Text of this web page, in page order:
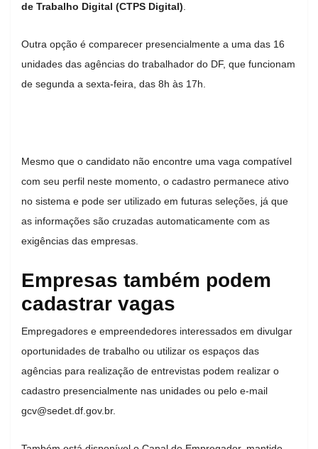
de Trabalho Digital (CTPS Digital)
Outra opção é comparecer presencialmente a uma das 16
unidades das agências do trabalhador do DF, que funcionam
de segunda a sexta-feira, das 8h às 17h.
Mesmo que o candidato não encontre uma vaga compatível
com seu perfil neste momento, o cadastro permanece ativo
no sistema e pode ser utilizado em futuras seleções, já que
as informações são cruzadas automaticamente com as
exigências das empresas.
Empresas também podem
cadastrar vagas
Empregadores e empreendedores interessados em divulgar
oportunidades de trabalho ou utilizar os espaços das
agências para realização de entrevistas podem realizar o
cadastro presencialmente nas unidades ou pelo e-mail
gcv@sedet.df.gov.br.